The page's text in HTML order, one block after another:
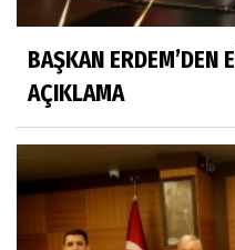
BAŞKAN ERDEM’DEN
AÇIKLAMA